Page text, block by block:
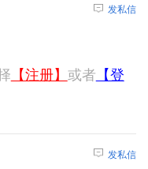
发私信
【注册】 或者 【登
发私信